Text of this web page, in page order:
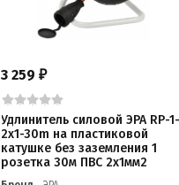
3 259₽
Удлинитель силовой ЭРА RP-
2x1-30m на пластиковой
катушке без заземления 1
розетка 30м ПВС 2x1мм2